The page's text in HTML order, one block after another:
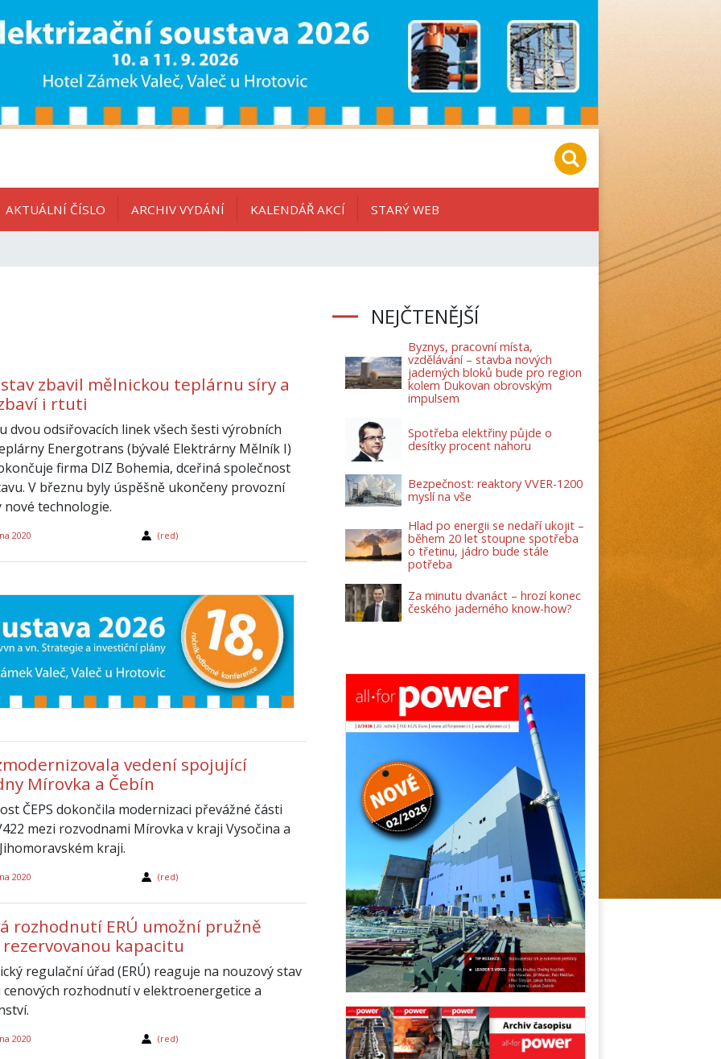
AKTUÁLNÍ ČÍSLO ARCHIV VYDÁNÍ KALENDÁŘ AKCÍ STARÝ WEB
zbavil mělnickou teplárnu síry a
i rtuti
dvou odsiřovacích linek všech šesti výrobních
Energotrans (bývalé Elektrárny Mělník I)
firma DIZ Bohemia, dceřiná společnost
V březnu byly úspěšně ukončeny provozní
nové technologie.
2020 (red)
vedení spojující
Mírovka a Čebín
ČEPS dokončila modernizaci převážné části
mezi rozvodnami Mírovka v kraji Vysočina a
kraji.
2020 (red)
rozhodnutí ERÚ umožní pružně
kapacitu
regulační úřad (ERÚ) reaguje na nouzový stav
cenových rozhodnutí v elektroenergetice a
2020 (red)
NEJČTENĚJŠÍ
Byznys, pracovní místa,
vzdělávání – stavba nových
jaderných bloků bude pro region
kolem Dukovan obrovským
impulsem
Spotřeba elektřiny půjde o
desítky procent nahoru
Bezpečnost: reaktory VVER-1200
myslí na vše
Hlad po energii se nedaří ukojit –
během 20 let stoupne spotřeba
o třetinu, jádro bude stále
potřeba
Za minutu dvanáct – hrozí konec
českého jaderného know-how?